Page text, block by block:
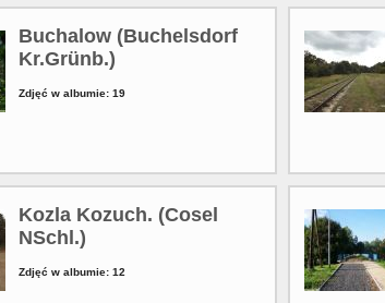
Buchalow (Buchelsdorf
Kr.Grünb.)
Zdjęć w albumie: 19
Kozla Kozuch. (Cosel
NSchl.)
Zdjęć w albumie: 12